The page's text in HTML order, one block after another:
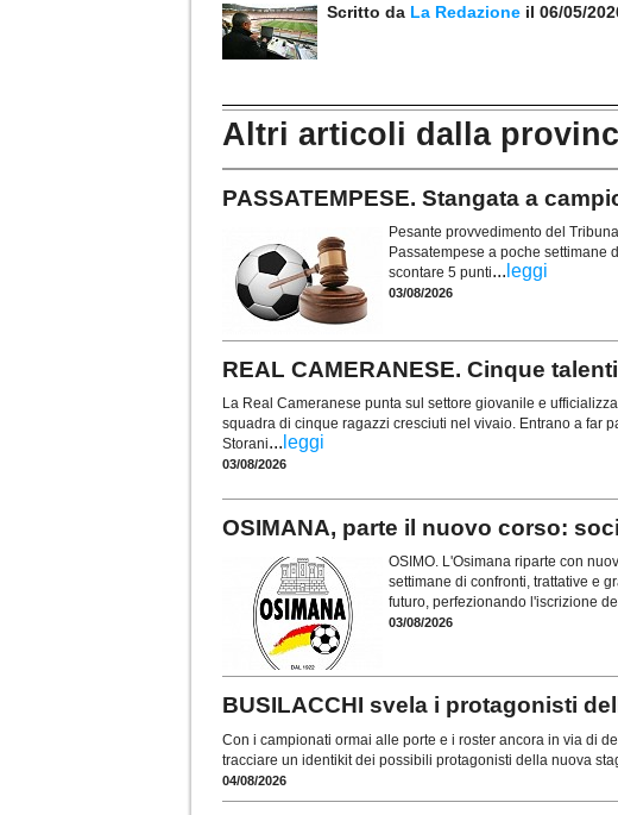
Scritto da La Redazione il 06/05/
Altri articoli dalla
PASSATEMPESE. Stangata a
Pesante provvedimento del
Passatempese a poche settimane
scontare 5 punti... leggi
03/08/2026
REAL CAMERANESE. Cinque
La Real Cameranese punta sul settore giovanile e
squadra di cinque ragazzi cresciuti nel vivaio. Entrano a far
Storani... leggi
03/08/2026
OSIMANA, parte il nuovo corso:
OSIMO. L'Osimana riparte con
settimane di confronti, trattative e
futuro, perfezionando l'iscrizione
03/08/2026
BUSILACCHI svela i protagonisti
Con i campionati ormai alle porte e i roster ancora in via di
tracciare un identikit dei possibili protagonisti della nuova
04/08/2026